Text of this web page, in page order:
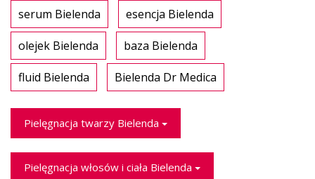
serum Bielenda esencja Bielenda
olejek Bielenda baza Bielenda
fluid Bielenda Bielenda Dr Medica
Pielęgnacja twarzy Bielenda
Pielęgnacja włosów i ciała Bielenda